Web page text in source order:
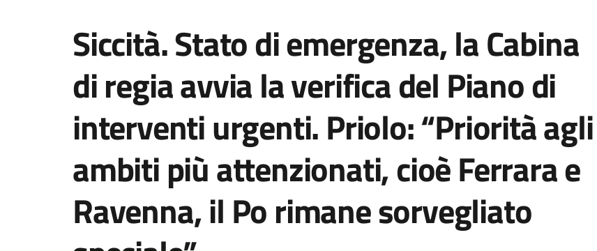
Salta al contenuto
Siccità. Stato di emergenza, la Cabina
di regia avvia la verifica del Piano di
interventi urgenti. Priolo: “Priorità agli
ambiti più attenzionati, cioè Ferrara e
Ravenna, il Po rimane sorvegliato